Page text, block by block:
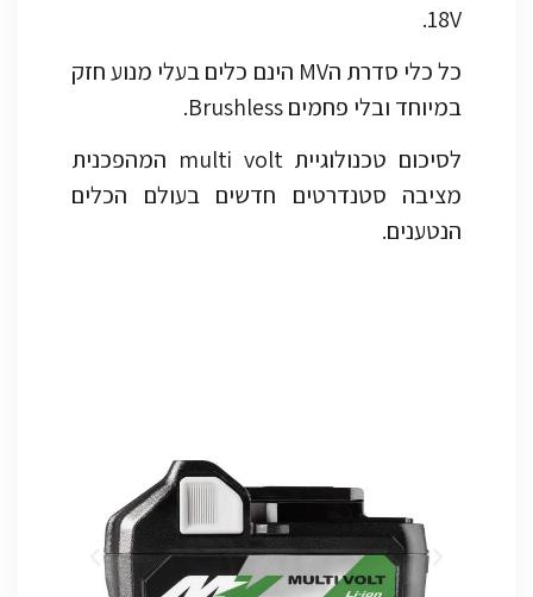
18V.
כל כלי סדרת הMV הינם כלים בעלי מנוע חזק
במיוחד ובלי פחמים Brushless.
לסיכום טכנולוגיית multi volt המהפכנית
מציבה סטנדרטים חדשים בעולם הכלים
הנטענים.